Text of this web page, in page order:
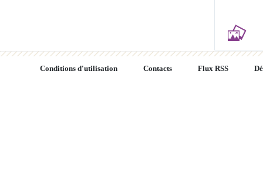
Conditions d'utilisation Contacts Flux RSS